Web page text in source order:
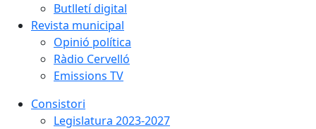
Butlletí digital
Revista municipal
Opinió política
Ràdio Cervelló
Emissions TV
Consistori
Legislatura 2023-2027